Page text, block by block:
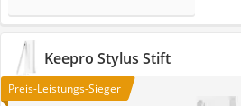
Keepro Stylus Stift
Preis-Leistungs-Sieger